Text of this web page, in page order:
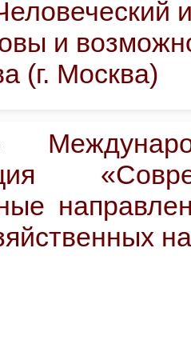
и
(г. Москва)